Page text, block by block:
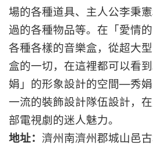
場的各種道具、主人公李秉
過的各種物品等。在「愛情
各種各樣的音樂盒，從超大
盒的一切，在這裡都可以看
娟」的形象設計的空間—秀
一流的裝飾設計隊伍設計，
部電視劇的迷人魅力。
地址： 濟州南濟州郡城山邑